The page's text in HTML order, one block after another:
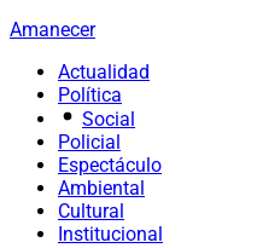
Amanecer
Actualidad
Política
Social
Policial
Espectáculo
Ambiental
Cultural
Institucional